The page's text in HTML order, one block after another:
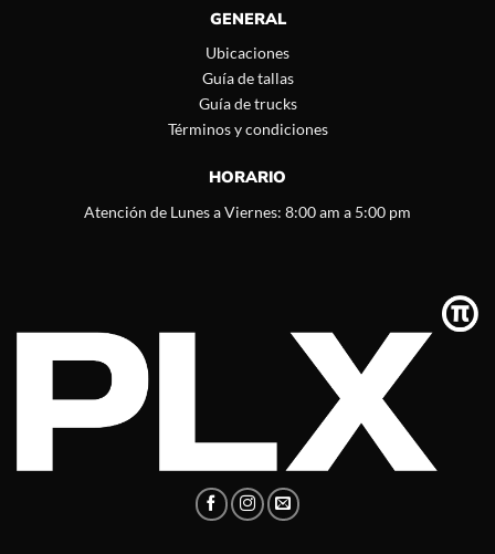
GENERAL
Ubicaciones
Guía de tallas
Guía de trucks
Términos y condiciones
HORARIO
Atención de Lunes a Viernes: 8:00 am a 5:00 pm